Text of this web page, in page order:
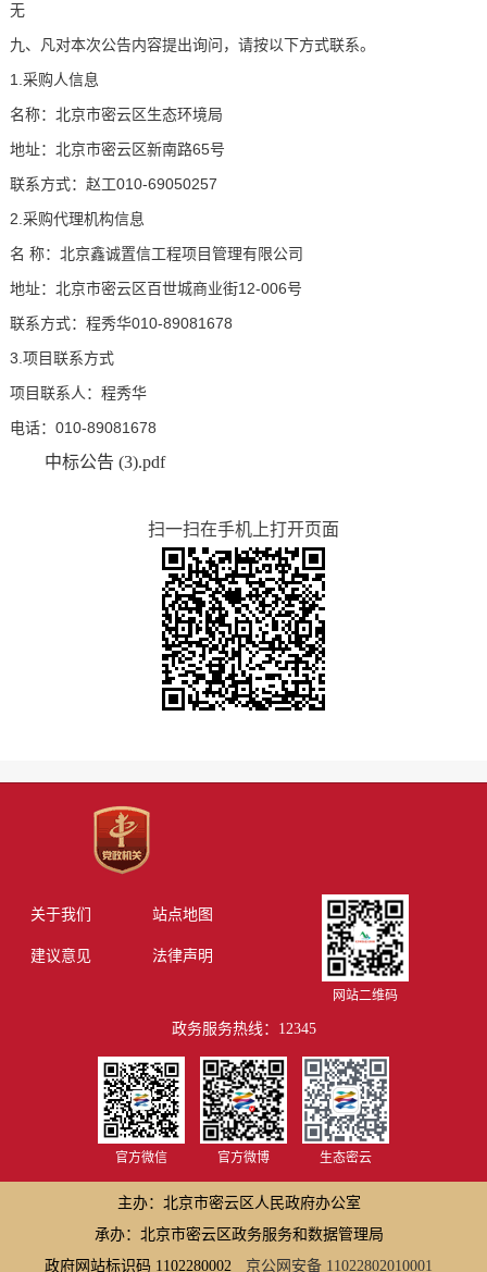
无
九、凡对本次公告内容提出询问，请按以下方式联系。
1.采购人信息
名称：北京市密云区生态环境局
地址：北京市密云区新南路65号
联系方式：赵工010-69050257
2.采购代理机构信息
名 称：北京鑫诚置信工程项目管理有限公司
地址：北京市密云区百世城商业街12-006号
联系方式：程秀华010-89081678
3.项目联系方式
项目联系人：程秀华
电话：010-89081678
中标公告 (3).pdf
扫一扫在手机上打开页面
关于我们 站点地图
建议意见 法律声明
网站二维码
政务服务热线：12345
官方微信 官方微博 生态密云
主办：北京市密云区人民政府办公室
承办：北京市密云区政务服务和数据管理局
政府网站标识码 1102280002
京公网安备 11022802010001